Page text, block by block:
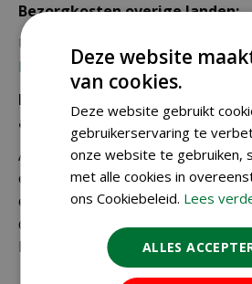
Bezorgkosten overige landen:
Uiteraard verzenden wij ook
hier de verzendkosten.
Let op: extra kosten bij niet
adres
Als je je pakket niet ophaalt bij
een verkeerd afleveradres
extra kosten in rekening te
daarom altijd goed je
bestelling plaatst.
Deze website
van cookies.
Deze website gebruikt
gebruikerservaring te
onze website te gebruiken,
met alle cookies in
ons Cookiebeleid. Lees
ALLES